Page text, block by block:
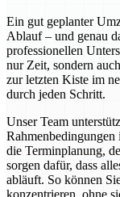
Ein gut geplanter
Ablauf – und genau
professionellen
nur Zeit, sondern
zur letzten Kiste im
durch jeden Schritt.
Unser Team
die Terminplanung,
sorgen dafür, dass
abläuft. So können